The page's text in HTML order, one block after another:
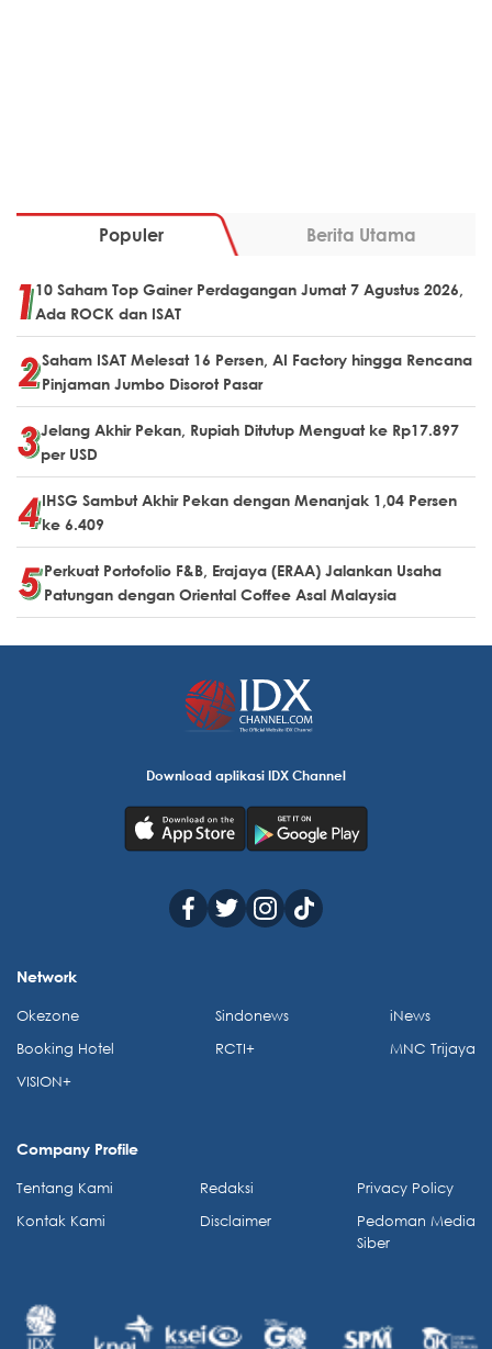
Populer Berita Utama
10 Saham Top Gainer Perdagangan Jumat 7 Agustus 2026,
Ada ROCK dan ISAT
Saham ISAT Melesat 16 Persen, AI Factory hingga Rencana
Pinjaman Jumbo Disorot Pasar
Jelang Akhir Pekan, Rupiah Ditutup Menguat ke Rp17.897
per USD
IHSG Sambut Akhir Pekan dengan Menanjak 1,04 Persen
ke 6.409
Perkuat Portofolio F&B, Erajaya (ERAA) Jalankan Usaha
Patungan dengan Oriental Coffee Asal Malaysia
Download aplikasi IDX Channel
Network
Okezone
Booking Hotel
VISION+
Sindonews
RCTI+
iNews
MNC Trijaya
Company Profile
Tentang Kami
Kontak Kami
Redaksi
Disclaimer
Privacy Policy
Pedoman Media
Siber